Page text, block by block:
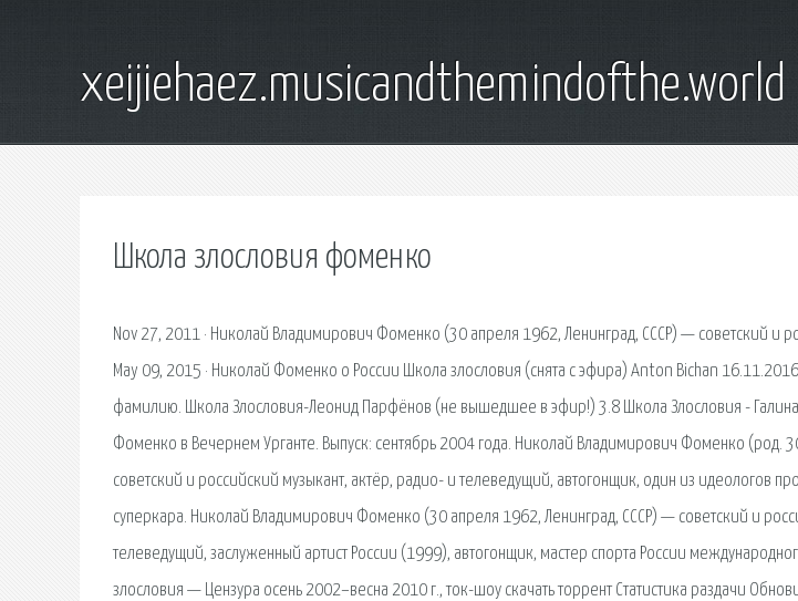
xeijiehaez.musicandthemindofthe.world
Школа злословия фоменко
Nov 27, 2011 · Николай Владимирович Фоменко (30 апреля 1962, Ленинград, СССР) — советский и
May 09, 2015 · Николай Фоменко о России Школа злословия (снята с эфира) Anton Bichan
фамилию. Школа Злословия-Леонид Парфёнов (не вышедшее в эфир!) 3.8 Школа Злословия -
Фоменко в Вечернем Урганте. Выпуск: сентябрь 2004 года. Николай Владимирович Фоменко (род.
советский и российский музыкант, актёр, радио- и телеведущий, автогонщик, один из идеологов
суперкара. Николай Владимирович Фоменко (30 апреля 1962, Ленинград, СССР) — советский и
телеведущий, заслуженный артист России (1999), автогонщик, мастер спорта России
злословия — Цензура осень 2002–весна 2010 г., ток-шоу скачать торрент Статистика раздачи